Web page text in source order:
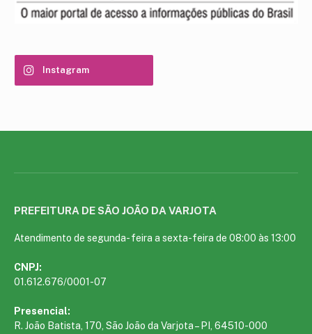
Instagram
PREFEITURA DE SÃO JOÃO DA VARJOTA
Atendimento de segunda- feira a sexta-feira de 08:00 às 13:00
CNPJ:
01.612.676/0001-07
Presencial:
R. João Batista, 170, São João da Varjota – PI, 64510-000